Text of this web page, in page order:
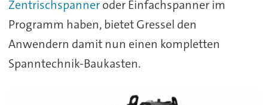
Zentrischspanneroder Einfachspanner im
Programm haben, bietet Gressel den
Anwendern damit nun einen kompletten
Spanntechnik-Baukasten.